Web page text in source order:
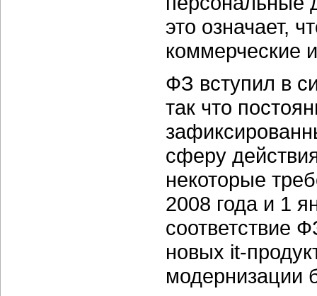
это означает,
коммерческие
ФЗ вступил в
так что
сферу
некоторые
2008 года и 1
соответствие
новых it-
модернизации